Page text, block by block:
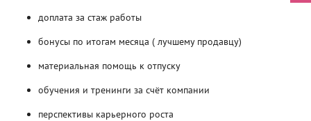
доплата за стаж работы
бонусы по итогам месяца ( лучшему продавцу)
материальная помощь к отпуску
обучения и тренинги за счёт компании
перспективы карьерного роста